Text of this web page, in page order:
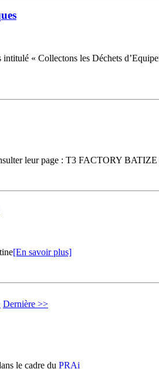
« Collectons les Déchets
leur page : T3 FACTORY
[En savoir plus]
Dernière >>
le cadre du PRAi